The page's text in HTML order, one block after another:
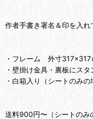
作者手書き署名＆印を入れ
・フレーム 外寸
・壁掛け金具・裏板にスタ
・白箱入り（シートのみの
送料900円〜（シートのみ